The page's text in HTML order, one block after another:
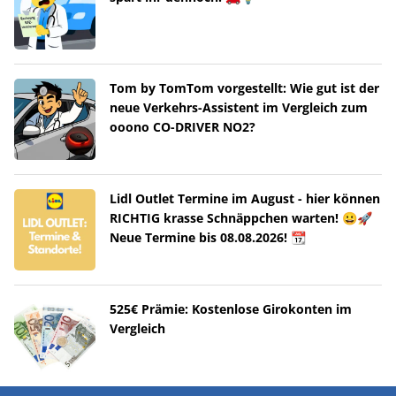
Tom by TomTom vorgestellt: Wie gut ist der
neue Verkehrs-Assistent im Vergleich zum
ooono CO-DRIVER NO2?
Lidl Outlet Termine im August - hier können
RICHTIG krasse Schnäppchen warten! 😀🚀
Neue Termine bis 08.08.2026! 📆
525€ Prämie: Kostenlose Girokonten im
Vergleich